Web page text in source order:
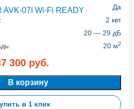
Да
2 квт
20 — 29 дБ
20 м2
300 руб.
В корзину
в 1 клик